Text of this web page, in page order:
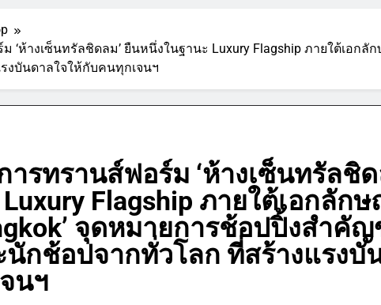
‘ห้างเซ็นทรัลชิดลม’ ยืนหนึ่งในฐานะ Luxury Flagship ภายใต้เอก
งบันดาลใจให้กับคนทุกเจนฯ
ารทรานส์ฟอร์ม ‘ห้างเซ็นทรัลชิด
Flagship ภายใต้เอกลักษ
จุดหมายการช้อปปิ้งสำคั
นักช้อปจากทั่วโลก ที่สร้างแรงบั
นฯ